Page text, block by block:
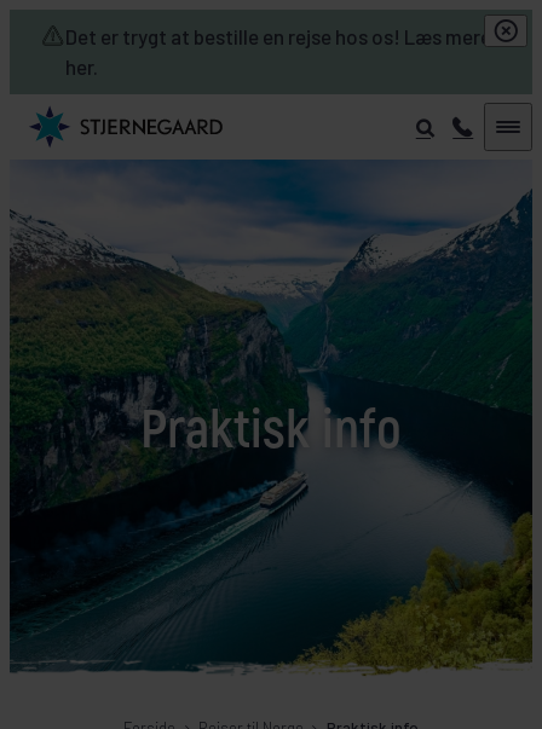
Det er trygt at bestille en rejse hos os! Læs mere
her.
Skip to main content
Praktisk info